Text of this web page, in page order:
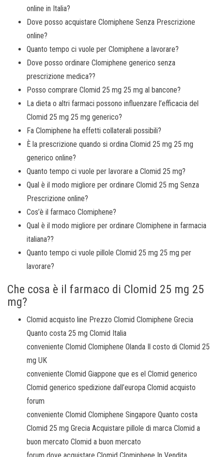
online in Italia?
Dove posso acquistare Clomiphene Senza Prescrizione
online?
Quanto tempo ci vuole per Clomiphene a lavorare?
Dove posso ordinare Clomiphene generico senza
prescrizione medica??
Posso comprare Clomid 25 mg 25 mg al bancone?
La dieta o altri farmaci possono influenzare l’efficacia del
Clomid 25 mg 25 mg generico?
Fa Clomiphene ha effetti collaterali possibili?
È la prescrizione quando si ordina Clomid 25 mg 25 mg
generico online?
Quanto tempo ci vuole per lavorare a Clomid 25 mg?
Qual è il modo migliore per ordinare Clomid 25 mg Senza
Prescrizione online?
Cos’è il farmaco Clomiphene?
Qual è il modo migliore per ordinare Clomiphene in farmacia
italiana??
Quanto tempo ci vuole pillole Clomid 25 mg 25 mg per
lavorare?
Che cosa è il farmaco di Clomid 25 mg 25
mg?
Clomid acquisto line Prezzo Clomid Clomiphene Grecia
Quanto costa 25 mg Clomid Italia
conveniente Clomid Clomiphene Olanda Il costo di Clomid 25
mg UK
conveniente Clomid Giappone que es el Clomid generico
Clomid generico spedizione dall’europa Clomid acquisto
forum
conveniente Clomid Clomiphene Singapore Quanto costa
Clomid 25 mg Grecia Acquistare pillole di marca Clomid a
buon mercato Clomid a buon mercato